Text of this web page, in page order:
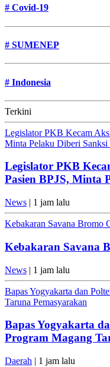
# Covid-19
# SUMENEP
# Indonesia
Terkini
Legislator PKB Kecam
Minta Pelaku Diberi Sanksi
Legislator PKB
Pasien BPJS, Minta
News | 1 jam lalu
Kebakaran Savana Bromo
Kebakaran Savana
News | 1 jam lalu
Bapas Yogyakarta dan
Taruna Pemasyarakan
Bapas Yogyakarta
Program Magang
Daerah | 1 jam lalu